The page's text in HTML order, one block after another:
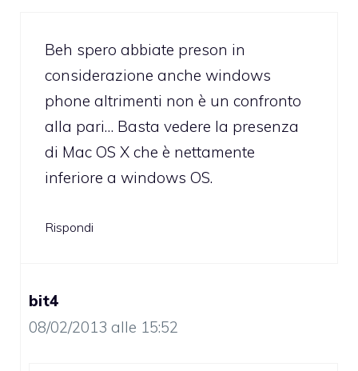
Beh spero abbiate preson in
considerazione anche windows
phone altrimenti non è un confronto
alla pari… Basta vedere la presenza
di Mac OS X che è nettamente
inferiore a windows OS.
Rispondi
bit4
08/02/2013 alle 15:52